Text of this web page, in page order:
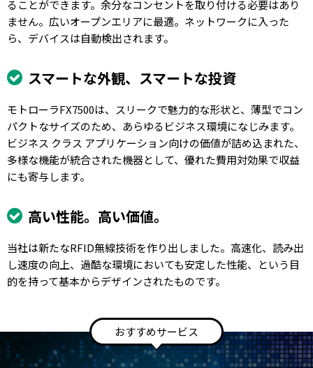
ることができます。余分なコンセントを取り付ける必要はあり
ません。広いオープンエリアに最適。ネットワークに入った
ら、デバイスは自動検出されます。
スマートな外観、スマートな投資
モトローラFX7500は、スリークで魅力的な形状と、薄型でコン
パクトなサイズのため、あらゆるビジネス環境になじみます。
ビジネス クラス アプリケーション向けの価値が詰め込まれた、
多様な機能が統合された機器として、優れた費用対効果で収益
にも寄与します。
高い性能。高い価値。
当社は新たなRFID無線技術を作り出しました。高速化、読み出
し速度の向上、過酷な環境においても安定した性能、という目
的を持って基本からデザインされたものです。
おすすめサービス